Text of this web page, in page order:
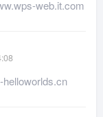
web.it.com